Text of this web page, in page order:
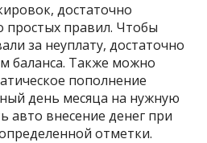
достаточно
простых правил. Чтобы
за неуплату, достаточно
баланса. Также можно
пополнение
день месяца на нужную
авто внесение денег при
отметки.